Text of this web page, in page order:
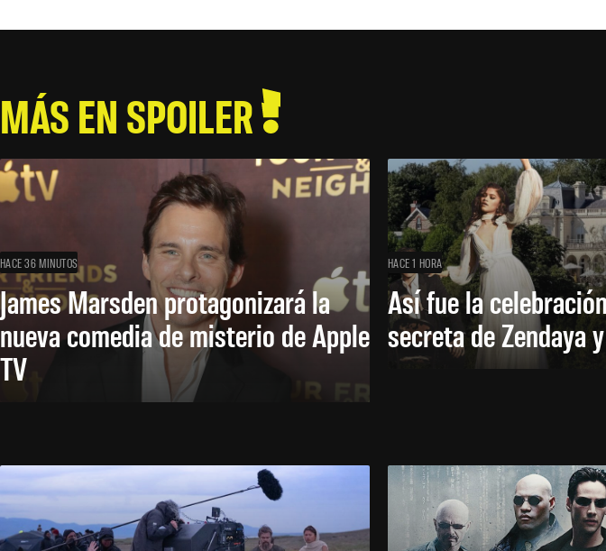
MÁS EN SPOILER
HACE 36 MINUTOS
James Marsden protagonizará la
nueva comedia de misterio de Apple
TV
HACE 1 HORA
Así fue la
secreta de Zendaya